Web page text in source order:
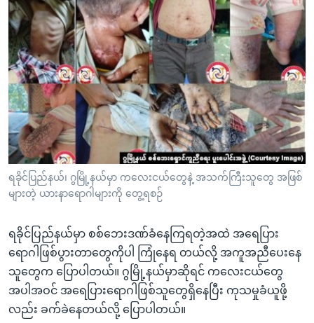
ကျော်
ကြည့်
ရန်
ပင်မ
အ
ညွန်း
စာမျက်နှာ
သို့
ကျော်
ကြည့်
ရန်
ရန်
နေရာ
သို့
ကျော်
ရန်
အမေရိကန်သုံးအီဒီယံ
မကြေးမုံရဲ့ အင်္ဂလိပ်စာ
ရုပ်ရှင်ထဲက အင်္ဂလိပ်စာ
သုတပဒေသာ အင်္ဂလိပ်စာ
အပတ်စဉ်ကဏ္ဍများ
ရေဒီယို
တီဗွီ
ရေဒီယိုနှင့်ရုပ်သံ အချက်အလက်များ
ရေဒီယို/တီဗွီအစီအစဉ်
Learning English
ဗွီအိုအေ လူမှုကွန်ယက်များ
ရခိုင်ပြည်နယ်၊ ဂွမြို့နယ်မှာ ကလေးငယ်တွေနဲ့ အသက်ကြီးသူတွေ အဖြစ်
များတဲ့ ယားနာရောဂါများကို တွေ့ရစဉ်
ရခိုင်ပြည်နယ်မှာ စစ်ဘေးဒဏ်ခံနေကြရတဲ့အထဲ အရေပြား
ရောဂါဖြစ်ပွားတာတွေကိုပါ ကြုံနေရ တယ်လို့ အကူအညီပေးနေ
သူတွေက ပြောပါတယ်။ ဂွမြို့နယ်မှာဆိုရင် ကလေးငယ်တွေ
အပါအဝင် အရေပြားရောဂါဖြစ်သူတွေရှိနေပြီး ကုသမှုခံယူဖို့
လည်း ခက်ခဲနေတယ်လို့ ပြောပါတယ်။